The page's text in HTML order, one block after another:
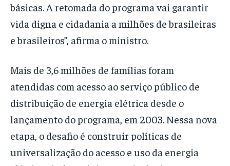
básicas. A retomada do programa vai garantir
vida digna e cidadania a milhões de brasileiras
e brasileiros”, afirma o ministro.
Mais de 3,6 milhões de famílias foram
atendidas com acesso ao serviço público de
distribuição de energia elétrica desde o
lançamento do programa, em 2003. Nessa nova
etapa, o desafio é construir políticas de
universalização do acesso e uso da energia